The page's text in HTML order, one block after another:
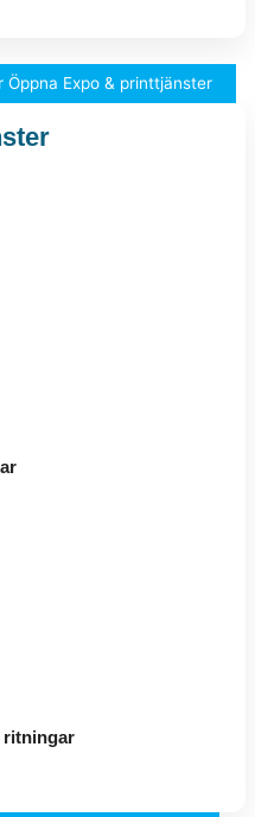
Öppna Expo & printtjänster
ritningar